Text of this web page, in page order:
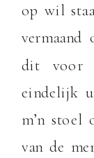
op wil
vermaand
dit voor
eindelijk
m’n stoel
van de